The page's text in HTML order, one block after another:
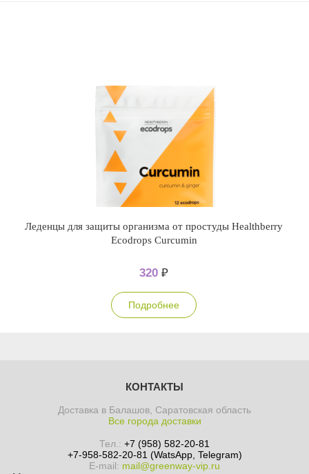
Леденцы для защиты организма от простуды Healthberry
Ecodrops Curcumin
320 ₽
Подробнее
КОНТАКТЫ
Доставка в Балашов, Саратовская область
Все города доставки
Тел.: +7 (958) 582-20-81
+7-958-582-20-81 (WatsApp, Telegram)
E-mail: mail@greenway-vip.ru